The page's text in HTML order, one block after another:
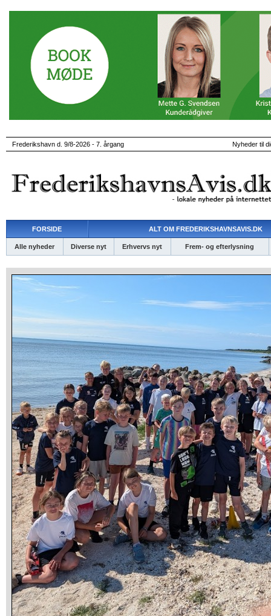
Frederikshavn d. 9/8-2026 - 7. årgang Nyheder til
FORSIDE ALT OM FREDERIKSHAVNSAVIS.DK
Alle nyheder Diverse nyt Erhvervs nyt Frem- og efterlysning